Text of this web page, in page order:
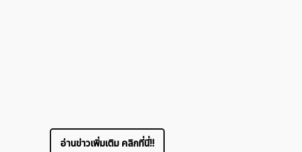
อ่านข่าวเพิ่มเติม คลิกที่นี่!!